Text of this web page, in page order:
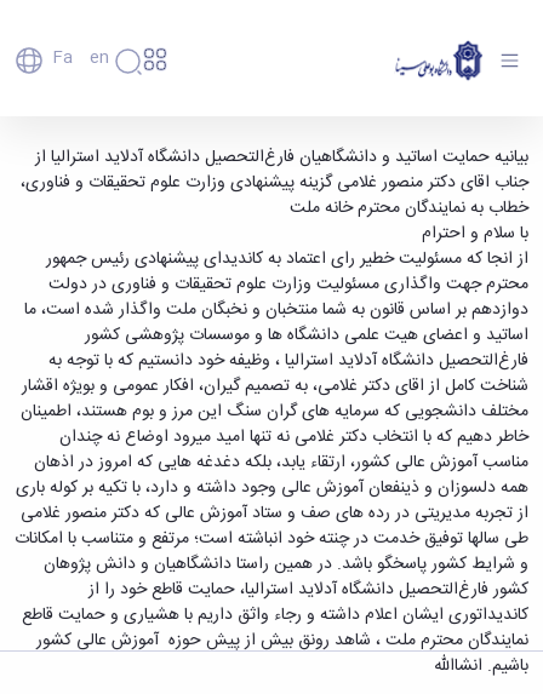
Fa En
دانشگاه
تاریخچه
و
معرفی
برنامه
راهبردی
دانشگاه
نقشه
دانشگاه
سازمان
دانشگاه
معاونت
توسعه
مدیریت
و
پشتیبانی
معاونت
آموزشی
و
تحصیلات
تکمیلی
معاونت
اعضای
هیأت
علمی
کارکنان
دانشجویان
فارغ
التحصیلان
دانشکده‌ها
پردیس
اصلی
مهندسی
کشاورزی
شیمی
و
علوم
نفت
علوم
انسانی
هنر
و
معماری
دامپزشکی
ارتباط
با ما
روابط
الملل
(قدم
الآن)
Apply
Now
بیانیه حمایت اساتید و دانشگاهیان فارغ‌التحصیل
دانشگاه آدلاید استرالیا - دانشگاه بوعلی سینا
همدان
بیانیه حمایت اساتید و دانشگاهیان فارغ‌التحصیل دانشگاه آدلاید استرالیا از
جناب اقای دکتر منصور غلامی گزینه پیشنهادی وزارت علوم تحقیقات و فناوری،
خطاب به نمایندگان محترم خانه ملت
با سلام و احترام
از انجا که مسئولیت خطیر رای اعتماد به کاندیدای پیشنهادی رئیس جمهور
محترم جهت واگذاری مسئولیت وزارت علوم تحقیقات و فناوری در دولت
دوازدهم بر اساس قانون به شما منتخبان و نخبگان ملت واگذار شده است، ما
اساتید و اعضای هیت علمی دانشگاه ها و موسسات پژوهشی کشور
فارغ‌التحصیل دانشگاه آدلاید استرالیا ، وظیفه خود دانستیم که با توجه به
شناخت کامل از اقای دکتر غلامی، به تصمیم گیران، افکار عمومی و بویژه اقشار
مختلف دانشجویی که سرمایه های گران سنگ این مرز و بوم هستند، اطمینان
خاطر دهیم که با انتخاب دکتر غلامی نه تنها امید میرود اوضاع نه چندان
مناسب آموزش عالی کشور، ارتقاء یابد، بلکه دغدغه هایی که امروز در اذهان
همه دلسوزان و ذینفعان آموزش عالی وجود داشته و دارد، با تکیه بر کوله باری
از تجربه مدیریتی در رده های صف و ستاد آموزش عالی که دکتر منصور غلامی
طی سالها توفیق خدمت در چنته خود انباشته است؛ مرتفع و متناسب با امکانات
و شرایط کشور پاسخگو باشد. در همین راستا دانشگاهیان و دانش پژوهان
کشور فارغ‌التحصیل دانشگاه آدلاید استرالیا، حمایت قاطع خود را از
کاندیداتوری ایشان اعلام داشته و رجاء واثق داریم با هشیاری و حمایت قاطع
نمایندگان محترم ملت ، شاهد رونق بیش از پیش حوزه آموزش عالی کشور
باشیم. انشاالله